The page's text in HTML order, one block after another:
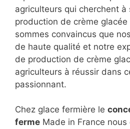
agriculteurs qui cherchent à
production de crème
sommes convaincus que
de haute qualité et notre
de production de crème
agriculteurs à réussir dans
passionnant.
Chez glace fermière le
ferme Made in France